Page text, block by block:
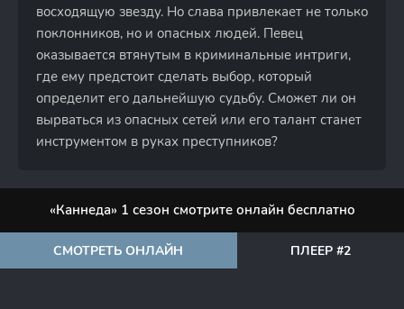
восходящую звезду. Но слава привлекает не только
поклонников, но и опасных людей. Певец
оказывается втянутым в криминальные интриги,
где ему предстоит сделать выбор, который
определит его дальнейшую судьбу. Сможет ли он
вырваться из опасных сетей или его талант станет
инструментом в руках преступников?
«Каннеда» 1 сезон смотрите онлайн бесплатно
СМОТРЕТЬ ОНЛАЙН ПЛЕЕР #2